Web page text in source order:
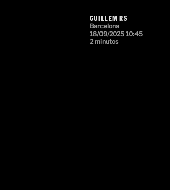
GUILLEM RS
Barcelona
18/09/2025 10:45
2 minutos